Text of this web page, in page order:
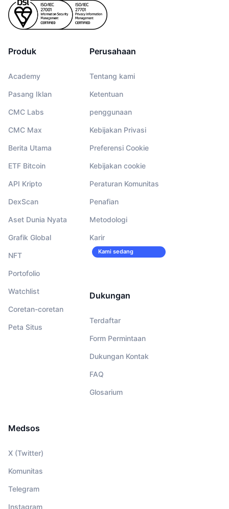
Produk
Academy
Pasang Iklan
CMC Labs
CMC Max
Berita Utama
ETF Bitcoin
API Kripto
DexScan
Aset Dunia Nyata
Grafik Global
NFT
Portofolio
Watchlist
Coretan-coretan
Peta Situs
Perusahaan
Tentang kami
Ketentuan
penggunaan
Kebijakan Privasi
Preferensi Cookie
Kebijakan cookie
Peraturan Komunitas
Penafian
Metodologi
Karir
Kami sedang
merekrut!
Dukungan
Terdaftar
Form Permintaan
Dukungan Kontak
FAQ
Glosarium
Medsos
X (Twitter)
Komunitas
Telegram
Instagram